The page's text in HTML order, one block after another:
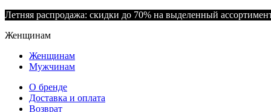
Летняя распродажа: скидки до 70% на выделенный
Женщинам
Женщинам
Мужчинам
О бренде
Доставка и оплата
Возврат